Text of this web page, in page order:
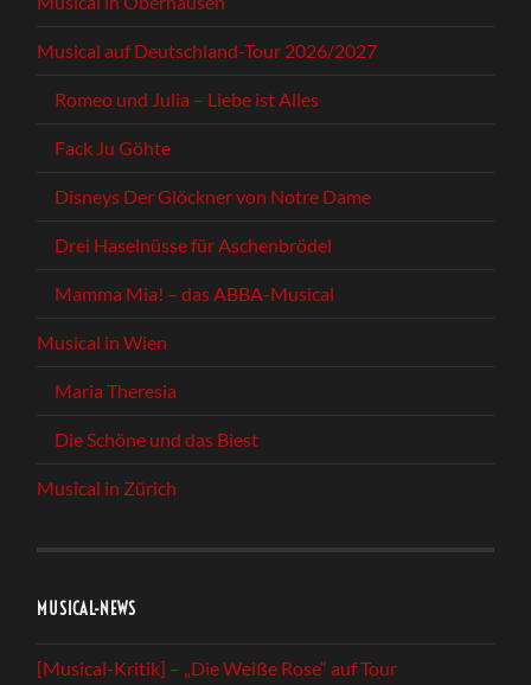
Musical auf Deutschland-Tour 2026/2027
Romeo und Julia – Liebe ist Alles
Fack Ju Göhte
Disneys Der Glöckner von Notre Dame
Drei Haselnüsse für Aschenbrödel
Mamma Mia! – das ABBA-Musical
Musical in Wien
Maria Theresia
Die Schöne und das Biest
Musical in Zürich
MUSICAL-NEWS
[Musical-Kritik] – „Die Weiße Rose“ auf Tour